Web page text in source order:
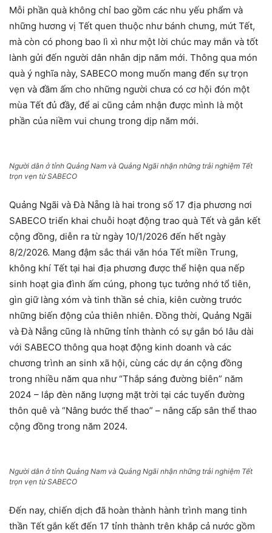
Mỗi phần quà không chỉ bao gồm các nhu yếu phẩm và
những hương vị Tết quen thuộc như bánh chưng, mứt Tết,
mà còn có phong bao lì xì như một lời chúc may mắn và tốt
lành gửi đến người dân nhân dịp năm mới. Thông qua món
quà ý nghĩa này, SABECO mong muốn mang đến sự trọn
vẹn và đầm ấm cho những người chưa có cơ hội đón một
mùa Tết đủ đầy, để ai cũng cảm nhận được mình là một
phần của niềm vui chung trong dịp năm mới.
Người dân ở tỉnh Quảng Nam và Quảng Ngãi nhận những trải nghiệm Tết
trọn vẹn từ SABECO
Quảng Ngãi và Đà Nẵng là hai trong số 17 địa phương nơi
SABECO triển khai chuỗi hoạt động trao quà Tết và gắn kết
cộng đồng, diễn ra từ ngày 10/1/2026 đến hết ngày
8/2/2026. Mang đậm sắc thái văn hóa Tết miền Trung,
không khí Tết tại hai địa phương được thể hiện qua nếp
sinh hoạt gia đình ấm cúng, phong tục tưởng nhớ tổ tiên,
gìn giữ làng xóm và tinh thần sẻ chia, kiên cường trước
những biến động của thiên nhiên. Đồng thời, Quảng Ngãi
và Đà Nẵng cũng là những tỉnh thành có sự gắn bó lâu dài
với SABECO thông qua hoạt động kinh doanh và các
chương trình an sinh xã hội, cùng các dự án cộng đồng
trong nhiều năm qua như “Thắp sáng đường biên” năm
2024 – lắp đèn năng lượng mặt trời tại các tuyến đường
thôn quê và “Nâng bước thể thao” – nâng cấp sân thể thao
cộng đồng trong năm 2024.
Người dân ở tỉnh Quảng Nam và Quảng Ngãi nhận những trải nghiệm Tết
trọn vẹn từ SABECO
Đến nay, chiến dịch đã hoàn thành hành trình mang tinh
thần Tết gắn kết đến 17 tỉnh thành trên khắp cả nước gồm